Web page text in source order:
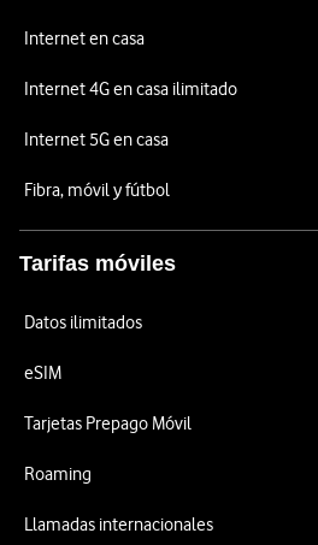
Internet en casa
Internet 4G en casa ilimitado
Internet 5G en casa
Fibra, móvil y fútbol
Tarifas móviles
Datos ilimitados
eSIM
Tarjetas Prepago Móvil
Roaming
Llamadas internacionales